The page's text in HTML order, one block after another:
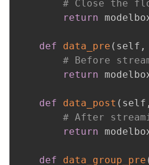
# Close the
return
def data_pre ( self ,
# Before
return
def data_post ( self ,
# After
return
def data_group_pre